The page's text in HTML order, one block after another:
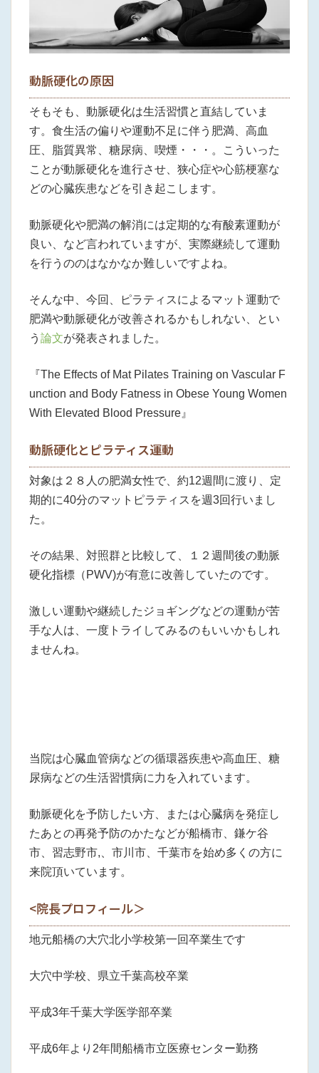
動脈硬化の原因
そもそも、動脈硬化は生活習慣と直結していま
す。食生活の偏りや運動不足に伴う肥満、高血
圧、脂質異常、糖尿病、喫煙・・・。こういった
ことが動脈硬化を進行させ、狭心症や心筋梗塞な
どの心臓疾患などを引き起こします。
動脈硬化や肥満の解消には定期的な有酸素運動が
良い、など言われていますが、実際継続して運動
を行うののはなかなか難しいですよね。
そんな中、今回、ピラティスによるマット運動で
肥満や動脈硬化が改善されるかもしれない、とい
う 論文が発表されました。
『The Effects of Mat Pilates Training on Vascular F
unction and Body Fatness in Obese Young Women
With Elevated Blood Pressure』
動脈硬化とピラティス運動
対象は２８人の肥満女性で、約12週間に渡り、定
期的に40分のマットピラティスを週3回行いまし
た。
その結果、対照群と比較して、１２週間後の動脈
硬化指標（PWV)が有意に改善していたのです。
激しい運動や継続したジョギングなどの運動が苦
手な人は、一度トライしてみるのもいいかもしれ
ませんね。
当院は心臓血管病などの循環器疾患や高血圧、糖
尿病などの生活習慣病に力を入れています。
動脈硬化を予防したい方、または心臓病を発症し
たあとの再発予防のかたなどが船橋市、鎌ケ谷
市、習志野市,、市川市、千葉市を始め多くの方に
来院頂いています。
<院長プロフィール＞
地元船橋の大穴北小学校第一回卒業生です
大穴中学校、県立千葉高校卒業
平成3年千葉大学医学部卒業
平成6年より2年間船橋市立医療センター勤務